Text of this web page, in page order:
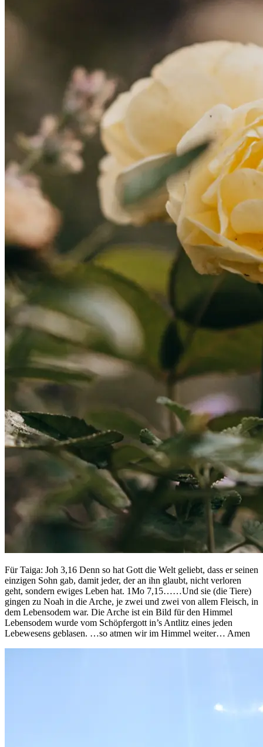
Für Taiga: Joh 3,16 Denn so hat Gott die Welt geliebt, dass er seinen
einzigen Sohn gab, damit jeder, der an ihn glaubt, nicht verloren
geht, sondern ewiges Leben hat. 1Mo 7,15……Und sie (die Tiere)
gingen zu Noah in die Arche, je zwei und zwei von allem Fleisch, in
dem Lebensodem war. Die Arche ist ein Bild für den Himmel
Lebensodem wurde vom Schöpfergott in’s Antlitz eines jeden
Lebewesens geblasen. …so atmen wir im Himmel weiter… Amen